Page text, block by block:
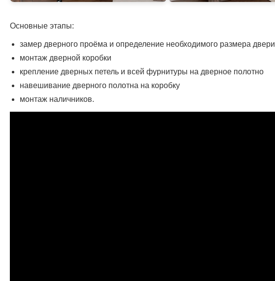
Основные этапы:
замер дверного проёма и определение необходимого размера двери
монтаж дверной коробки
крепление дверных петель и всей фурнитуры на дверное полотно
навешивание дверного полотна на коробку
монтаж наличников.